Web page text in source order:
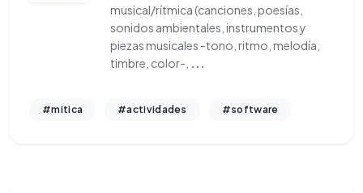
musical/rítmica (canciones, poesías,
sonidos ambientales, instrumentos y
piezas musicales -tono, ritmo, melodía,
timbre, color-, ...
#mitica #actividades #software